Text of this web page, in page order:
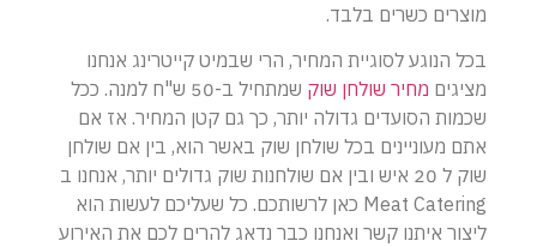
מוצרים כשרים בלבד.
בכל הנוגע לסוגיית המחיר, הרי שבמיט קייטרינג אנחנו
מציגים מחיר שולחן שוק
שמתחיל ב-50 ש"ח למנה. ככל
שכמות הסועדים גדולה יותר, כך גם קטן המחיר. אז אם
אתם מעוניינים בכל שולחן שוק באשר הוא, בין אם שולחן
שוק ל 20 איש ובין אם שולחנות שוק גדולים יותר, אנחנו ב
Meat Catering כאן לרשותכם. כל שעליכם לעשות הוא
ליצור איתנו קשר ואנחנו כבר נדאג להרים לכם את האירוע